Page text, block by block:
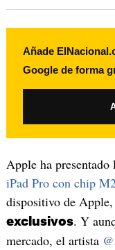
Añade
Google de forma
Apple ha presentado
iPad Pro con chip
dispositivo de
exclusivos. Y
mercado, el artista